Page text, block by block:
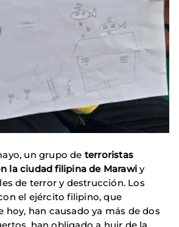
un grupo de terroristas
la ciudad filipina de Marawi y
de terror y destrucción. Los
el ejército filipino, que
hoy, han causado ya más de dos